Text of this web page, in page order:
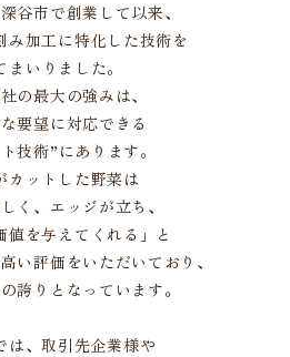
谷市で創業して以来、
み加工に特化した技術を
まいりました。
の最大の強みは、
要望に対応できる
技術”にあります。
カットした野菜は
く、エッジが立ち、
値を与えてくれる」と
い評価をいただいており、
誇りとなっています。
は、取引先企業様や